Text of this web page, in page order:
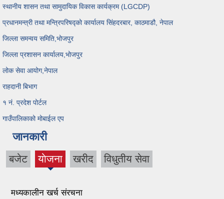
स्थानीय शासन तथा सामुदायिक विकास कार्यक्रम (LGCDP)
प्रधानमन्त्री तथा मन्त्रिपरिषद्को कार्यालय सिंहदरबार, काठमाडौ, नेपाल
जिल्ला समन्वय समिति,भोजपुर
जिल्ला प्रशासन कार्यालय,भोजपुर
लोक सेवा आयोग,नेपाल
राहदानी बिभाग
१ नं. प्रदेश पोर्टल
गाउँपालिकाको मोबाईल एप
जानकारी
बजेट याेजना
(active
खरीद विधुतीय सेवा
मध्यकालीन खर्च संरचना